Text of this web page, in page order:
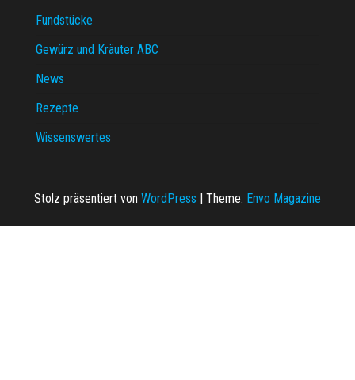
Fundstücke
Gewürz und Kräuter ABC
News
Rezepte
Wissenswertes
Stolz präsentiert von WordPress | Theme: Envo Magazine